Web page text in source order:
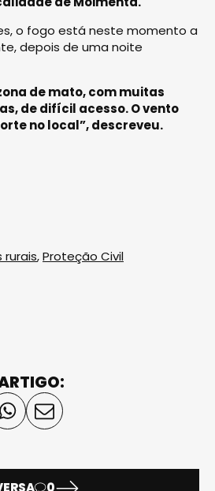
o fogo está neste momento a
depois de uma noite
de mato, com muitas
de difícil acesso. O vento
no local”, descreveu.
rurais,Proteção Civil
0